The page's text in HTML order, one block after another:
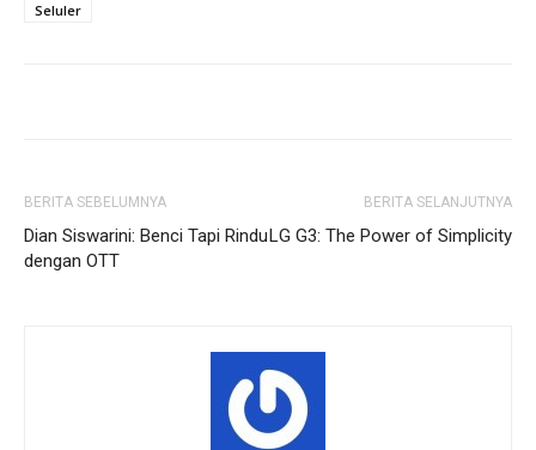
Seluler
BERITA SEBELUMNYA
Dian Siswarini: Benci Tapi Rindu
dengan OTT
BERITA SELANJUTNYA
LG G3: The Power of Simplicity